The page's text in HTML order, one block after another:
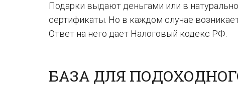
Подарки выдают деньгами или в
сертификаты. Но в каждом случае
Ответ на него дает Налоговый кодекс РФ.
БАЗА ДЛЯ